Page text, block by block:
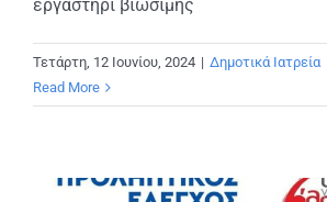
εργαστήρι βιώσιμης
Τετάρτη, 12 Ιουνίου, 2024 | Δημοτικά Ιατρεία
Read More